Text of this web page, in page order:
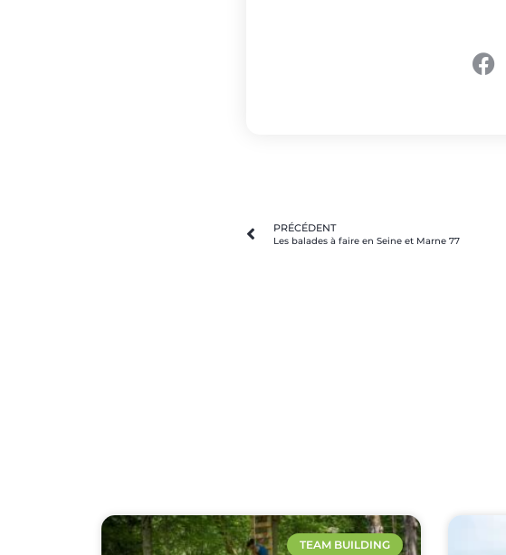
PRÉCÉDENT
Les balades à faire en Seine et Marne 77
TEAM BUILDING